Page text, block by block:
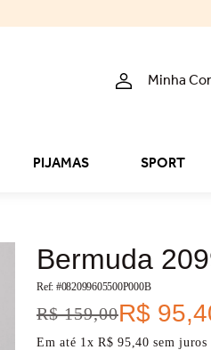
Minha
PIJAMAS SPORT
Bermuda
Ref: #082099605500P000B
R$ 159,00R$ 95,
Em até 1xR$ 95,40 sem juros